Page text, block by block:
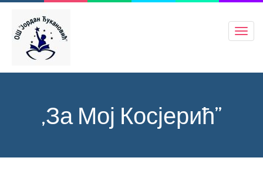
,За Мој Косјерић”